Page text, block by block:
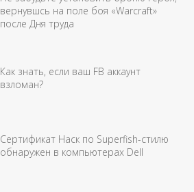
вернувшсь на поле боя «Warcraft»
после Дня труда
Как знать, если ваш FB аккаунт
взломан?
Сертификат Наск по Superfish-стилю
обнаружен в компьютерах Dell